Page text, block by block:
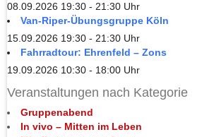
08.09.2026 19:30 - 21:30 Uhr
Van-Riper-Übungsgruppe Köln
15.09.2026 19:30 - 21:30 Uhr
Fahrradtour: Ehrenfeld – Zons
19.09.2026 10:30 - 18:00 Uhr
Veranstaltungen nach Kategorie
Gruppenabend
In vivo – Mitten im Leben